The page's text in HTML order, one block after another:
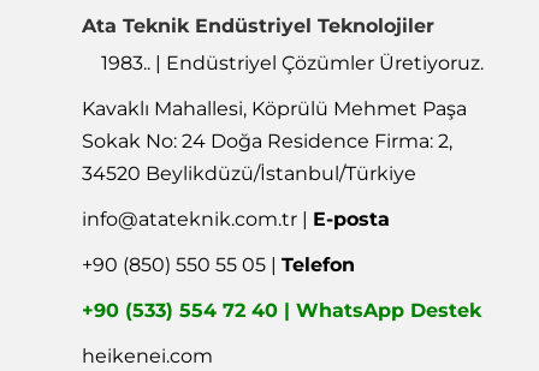
Ata Teknik Endüstriyel Teknolojiler
1983.. | Endüstriyel Çözümler Üretiyoruz.
Kavaklı Mahallesi, Köprülü Mehmet Paşa
Sokak No: 24 Doğa Residence Firma: 2,
34520 Beylikdüzü/İstanbul/Türkiye
info@atateknik.com.tr | E-posta
+90 (850) 550 55 05 |Telefon
+90 (533) 554 72 40 | WhatsApp Destek
heikenei.com